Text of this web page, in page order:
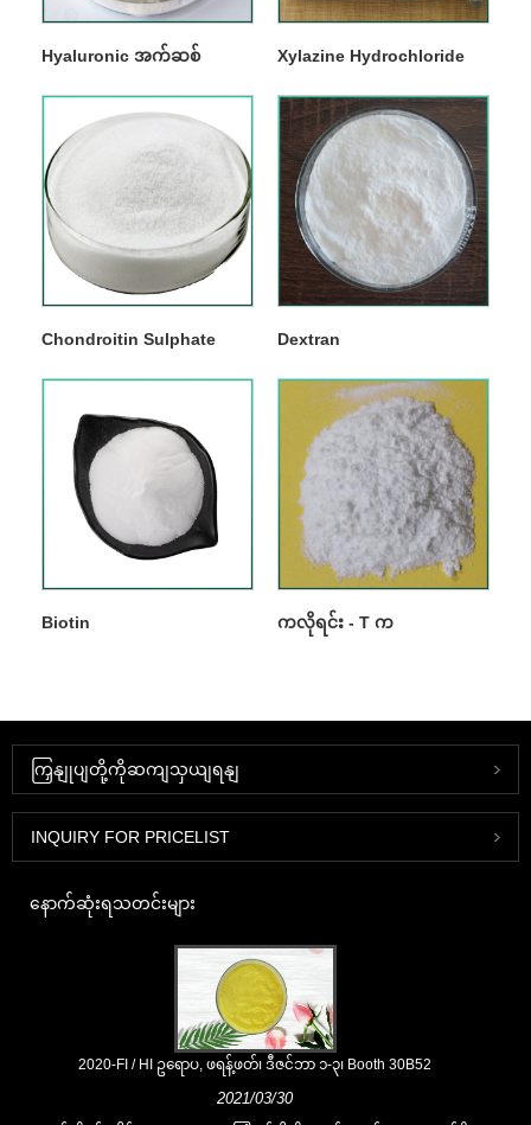
Hyaluronic အက်ဆစ် Xylazine Hydrochloride
Chondroitin Sulphate Dextran
Biotin ကလိုရင်း - T က
ကြှနျုပျတို့ကိုဆကျသှယျရနျ
INQUIRY FOR PRICELIST
နောက်ဆုံးရသတင်းများ
2020-FI / HI ဥရောပ, ဖရန့်ဖတ်၊ ဒီဇင်ဘာ ၁-၃၊ Booth 30B52
2021/03/30